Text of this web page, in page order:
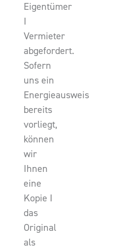
Eigentümer
I
Vermieter
abgefordert.
Sofern
uns ein
Energieausweis
bereits
vorliegt,
können
wir
Ihnen
eine
Kopie I
das
Original
als